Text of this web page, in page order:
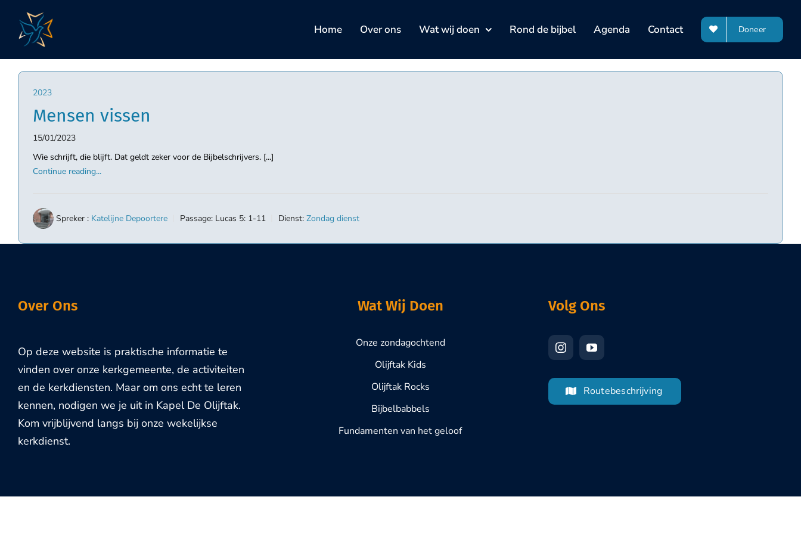
content
Home Over ons Wat wij doen Rond de bijbel Agenda Contact Doneer
2023
Mensen vissen
15/01/2023
Wie schrijft, die blijft. Dat geldt zeker voor de Bijbelschrijvers. [...]
Continue reading...
Spreker : Katelijne Depoortere Passage: Lucas 5: 1-11 Dienst: Zondag dienst
Over Ons
Op deze website is praktische informatie te
vinden over onze kerkgemeente, de activiteiten
en de kerkdiensten. Maar om ons echt te leren
kennen, nodigen we je uit in Kapel De Olijftak.
Kom vrijblijvend langs bij onze wekelijkse
kerkdienst.
Wat Wij Doen
Onze zondagochtend
Olijftak Kids
Olijftak Rocks
Bijbelbabbels
Fundamenten van het geloof
Volg Ons
Routebeschrijving